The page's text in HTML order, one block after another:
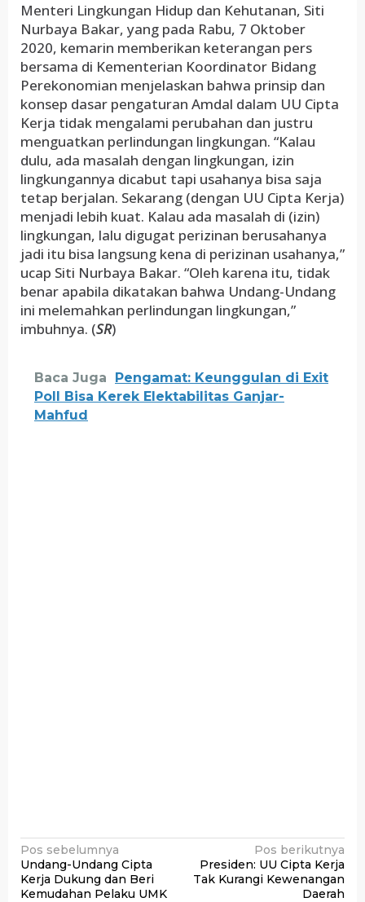
Menteri Lingkungan Hidup dan Kehutanan, Siti
Nurbaya Bakar, yang pada Rabu, 7 Oktober
2020, kemarin memberikan keterangan pers
bersama di Kementerian Koordinator Bidang
Perekonomian menjelaskan bahwa prinsip dan
konsep dasar pengaturan Amdal dalam UU Cipta
Kerja tidak mengalami perubahan dan justru
menguatkan perlindungan lingkungan. “Kalau
dulu, ada masalah dengan lingkungan, izin
lingkungannya dicabut tapi usahanya bisa saja
tetap berjalan. Sekarang (dengan UU Cipta Kerja)
menjadi lebih kuat. Kalau ada masalah di (izin)
lingkungan, lalu digugat perizinan berusahanya
jadi itu bisa langsung kena di perizinan usahanya,”
ucap Siti Nurbaya Bakar. “Oleh karena itu, tidak
benar apabila dikatakan bahwa Undang-Undang
ini melemahkan perlindungan lingkungan,”
imbuhnya. (SR)
Baca Juga
Pengamat: Keunggulan di Exit
Poll Bisa Kerek Elektabilitas Ganjar-
Mahfud
Navigasi
pos
Pos sebelumnya
Undang-Undang Cipta
Kerja Dukung dan Beri
Kemudahan Pelaku UMK
Pos berikutnya
Presiden: UU Cipta Kerja
Tak Kurangi Kewenangan
Daerah